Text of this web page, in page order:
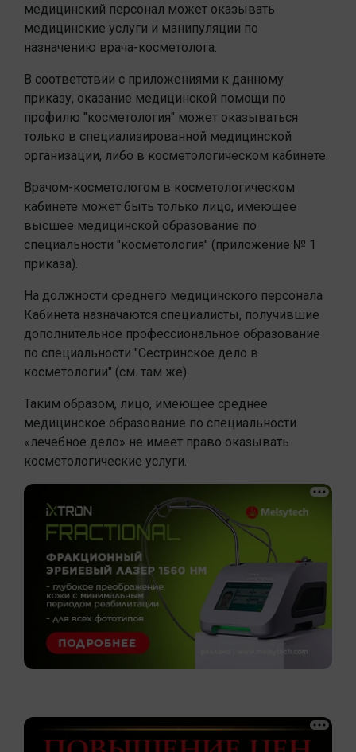
медицинский персонал может оказывать
медицинские услуги и манипуляции по
назначению врача-косметолога.
В соответствии с приложениями к данному
приказу, оказание медицинской помощи по
профилю "косметология" может оказываться
только в специализированной медицинской
организации, либо в косметологическом кабинете.
Врачом-косметологом в косметологическом
кабинете может быть только лицо, имеющее
высшее медицинской образование по
специальности "косметология" (приложение № 1
приказа).
На должности среднего медицинского персонала
Кабинета назначаются специалисты, получившие
дополнительное профессиональное образование
по специальности "Сестринское дело в
косметологии" (см. там же).
Таким образом, лицо, имеющее среднее
медицинское образование по специальности
«лечебное дело» не имеет право оказывать
косметологические услуги.